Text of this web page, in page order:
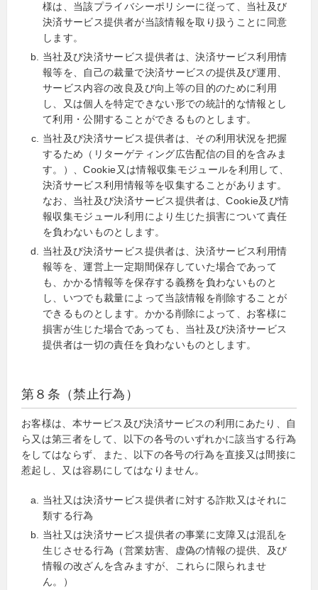
様は、当該プライバシーポリシーに従って、当社及び
決済サービス提供者が当該情報を取り扱うことに同意
します。
当社及び決済サービス提供者は、決済サービス利用情
報等を、自己の裁量で決済サービスの提供及び運用、
サービス内容の改良及び向上等の目的のために利用
し、又は個人を特定できない形での統計的な情報とし
て利用・公開することができるものとします。
当社及び決済サービス提供者は、その利用状況を把握
するため（リターゲティング広告配信の目的を含みま
す。）、Cookie又は情報収集モジュールを利用して、
決済サービス利用情報等を収集することがあります。
なお、当社及び決済サービス提供者は、Cookie及び情
報収集モジュール利用により生じた損害について責任
を負わないものとします。
当社及び決済サービス提供者は、決済サービス利用情
報等を、運営上一定期間保存していた場合であって
も、かかる情報等を保存する義務を負わないものと
し、いつでも裁量によって当該情報を削除することが
できるものとします。かかる削除によって、お客様に
損害が生じた場合であっても、当社及び決済サービス
提供者は一切の責任を負わないものとします。
第８条（禁止行為）
お客様は、本サービス及び決済サービスの利用にあたり、自
ら又は第三者をして、以下の各号のいずれかに該当する行為
をしてはならず、また、以下の各号の行為を直接又は間接に
惹起し、又は容易にしてはなりません。
当社又は決済サービス提供者に対する詐欺又はそれに
類する行為
当社又は決済サービス提供者の事業に支障又は混乱を
生じさせる行為（営業妨害、虚偽の情報の提供、及び
情報の改ざんを含みますが、これらに限られませ
ん。）